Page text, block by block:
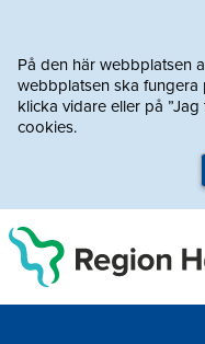
På den här webbplatsen
webbplatsen ska fungera
klicka vidare eller på
cookies.